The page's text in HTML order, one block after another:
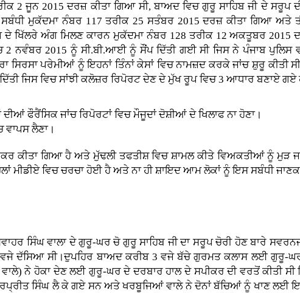
2 ਜੂਨ 2015 ਦਰਜ਼ ਕੀਤਾ ਗਿਆ ਸੀ, ਬਾਅਦ ਵਿਚ ਗੁਰੂ ਸਾਹਿਬ ਜੀ ਦੇ ਸਰੂਪ
ਮੁਕੱਦਮਾ ਨੰਬਰ 117 ਤਰੀਕ 25 ਸਤੰਬਰ 2015 ਦਰਜ਼ ਕੀਤਾ ਗਿਆ ਅਤੇ
ਦੇ ਖਿੱਲਰੇ ਅੰਗ ਮਿਲਣ ਕਾਰਨ ਮੁਕੱਦਮਾ ਨੰਬਰ 128 ਤਰੀਕ 12 ਅਕਤੂਬਰ 2015
ਨਵੰਬਰ 2015 ਨੂੰ ਸੀ.ਬੀ.ਆਈ ਨੂੰ ਸੌਂਪ ਦਿੱਤੀ ਗਈ ਸੀ ਜਿਸ ਨੇ ਪੰਜਾਬ ਪੁਲਿਸ
ਸਿਰਸਾ ਪਰੇਮੀਆਂ ਨੂੰ ਇਹਨਾਂ ਤਿੰਨਾਂ ਕੇਸਾਂ ਵਿਚ ਨਾਮਜ਼ਦ ਕਰਕੇ ਜਾਂਚ ਸ਼ੁਰੂ ਕੀਤੀ
ਜਿਸ ਵਿਚ ਸਾਂਝੀ ਕਲੋਜ਼ਰ ਰਿਪੋਰਟ ਦੇਣ ਦੇ ਮੁੱਖ ਰੂਪ ਵਿਚ 3 ਆਧਾਰ ਬਣਾਏ ਗਏ
ਫੌਰੈਂਸਿਕ ਜਾਂਚ ਰਿਪੋਰਟਾਂ ਵਿਚ ਮੌਜੂਦਾਂ ਦੋਸ਼ੀਆਂ ਦੇ ਖਿਲਾਫ ਨਾ ਹੋਣਾ।
ਲੈਣਾ।
ਕੀਤਾ ਗਿਆ ਹੈ ਅਤੇ ਮੁੱਢਲੀ ਤਫਤੀਸ਼ ਵਿਚ ਸ਼ਾਮਲ ਕੀਤੇ ਵਿਅਕਤੀਆਂ ਨੂੰ ਮੁੜ
ਮੀਡੀਏ ਵਿਚ ਚਰਚਾ ਹੋਈ ਹੈ ਅਤੇ ਨਾ ਹੀ ਸ਼ਾਇਦ ਆਮ ਲੋਕਾਂ ਨੂੰ ਇਸ ਸਬੰਧੀ
ਸਿੰਘ ਵਾਲਾ ਦੇ ਗੁਰੂ-ਘਰ ਚੋ ਗੁਰੂ ਸਾਹਿਬ ਜੀ ਦਾ ਸਰੂਪ ਚੋਰੀ ਹੋਣ ਬਾਰੇ
ਦੱਸਿਆ ਸੀ।ਦੁਪਹਿਰ ਬਾਅਦ ਕਰੀਬ 3 ਵਜੇ ਬੱਚੇ ਗੁਰਮਤ ਕਲਾਸ ਲਈ ਗੁਰੂ-
ਨੇ ਹੋਕਾ ਦੇਣ ਲਈ ਗੁਰੂ-ਘਰ ਦੇ ਦਰਬਾਰ ਹਾਲ ਦੇ ਸਪੀਕਰ ਦੀ ਵਰਤੋਂ ਕੀਤੀ ਸੀ
ਸਿੰਘ ਲੈ ਕੇ ਗਏ ਸਨ ਅਤੇ ਖਰਬੂਜਿਆਂ ਵਾਲੇ ਨੇ ਦੋਨਾਂ ਬੱਚਿਆਂ ਨੂੰ ਖਾਣ ਲਈ